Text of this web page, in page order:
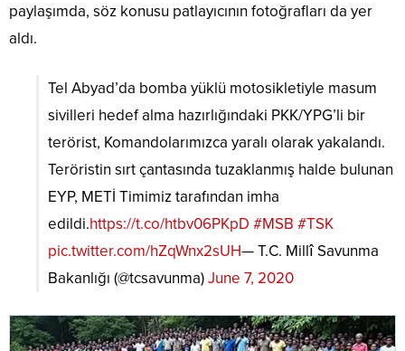
paylaşımda, söz konusu patlayıcının fotoğrafları da yer
aldı.
Tel Abyad’da bomba yüklü motosikletiyle masum
sivilleri hedef alma hazırlığındaki PKK/YPG’li bir
terörist, Komandolarımızca yaralı olarak yakalandı.
Teröristin sırt çantasında tuzaklanmış halde bulunan
EYP, METİ Timimiz tarafından imha
edildi.https://t.co/htbv06PKpD #MSB #TSK
pic.twitter.com/hZqWnx2sUH— T.C. Millî Savunma
Bakanlığı (@tcsavunma)June 7, 2020